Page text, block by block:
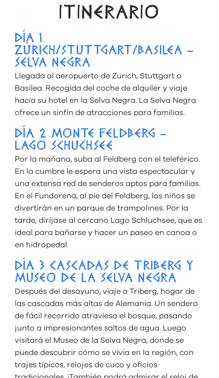
ITINERARIO
DÍA 1
ZÚRICH/STUTTGART/BASILEA –
SELVA NEGRA
Llegada al aeropuerto de Zurich, Stuttgart o
Basilea. Recogida del coche de alquiler y viaje
hacia su hotel en la Selva Negra. La Selva Negra
ofrece un sinfín de atracciones para familias.
DÍA 2 MONTE FELDBERG –
LAGO SCHUCHSEE
Por la mañana, suba al Feldberg con el teleférico.
En la cumbre le espera una vista espectacular y
una extensa red de senderos aptos para familias.
En el Fundorena, al pie del Feldberg, los niños se
divertirán en un parque de trampolines. Por la
tarde, diríjase al cercano Lago Schluchsee, que es
ideal para bañarse y hacer un paseo en canoa o
en hidropedal.
DÍA 3 CASCADAS DE TRIBERG Y
MUSEO DE LA SELVA NEGRA
Después del desayuno, viaje a Triberg, hogar de
las cascadas más altas de Alemania. Un sendero
de fácil recorrido atraviesa el bosque, pasando
junto a impresionantes saltos de agua. Luego
visitará el Museo de la Selva Negra, donde se
puede descubrir cómo se vivía en la región, con
trajes típicos, relojes de cuco y oficios